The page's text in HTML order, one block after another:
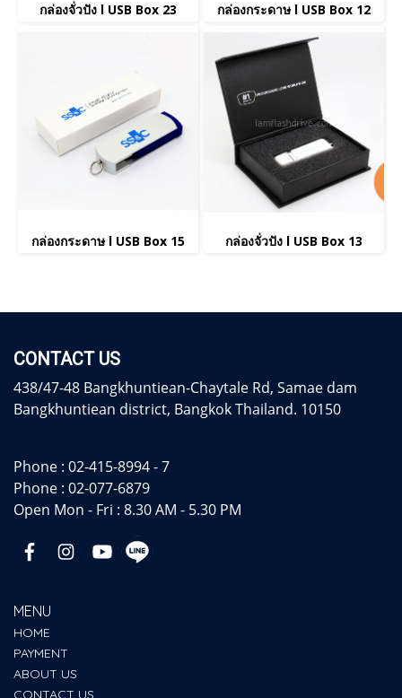
กล่องจั่วปัง l USB Box 23 กล่องกระดาษ l USB Box 12
กล่องกระดาษ l USB Box 15 กล่องจั่วปัง l USB Box 13
CONTACT US
438/47-48 Bangkhuntiean-Chaytale Rd, Samae dam
Bangkhuntiean district, Bangkok Thailand. 10150
Phone : 02-415-8994 - 7
Phone : 02-077-6879
Open Mon - Fri : 8.30 AM - 5.30 PM
MENU
HOME
PAYMENT
ABOUT US
CONTACT US